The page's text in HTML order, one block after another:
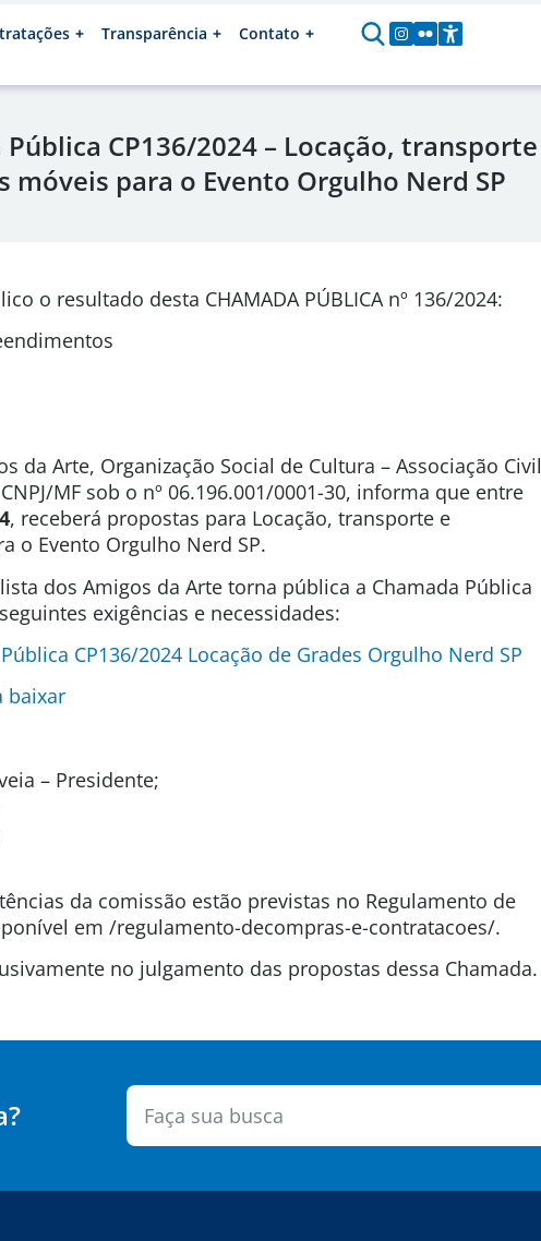
Transparência Contato
CP136/2024 – Locação, transporte
móveis para o Evento Orgulho Nerd SP
o resultado desta CHAMADA PÚBLICA nº 136/2024:
da Arte, Organização Social de Cultura – Associação Civil
MF sob o nº 06.196.001/0001-30, informa que entre
, receberá propostas para Locação, transporte e
o Evento Orgulho Nerd SP.
dos Amigos da Arte torna pública a Chamada Pública
exigências e necessidades:
CP136/2024 Locação de Grades Orgulho Nerd SP
baixar
– Presidente;
da comissão estão previstas no Regulamento de
em /regulamento-decompras-e-contratacoes/.
no julgamento das propostas dessa Chamada.